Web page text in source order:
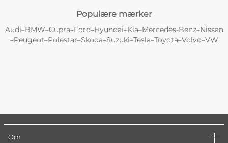
Populære mærker
Audi–BMW–Cupra–Ford–Hyundai–Kia–Mercedes-Benz–Nissan
–Peugeot–Polestar–Skoda–Suzuki–Tesla–Toyota–Volvo–VW
Om